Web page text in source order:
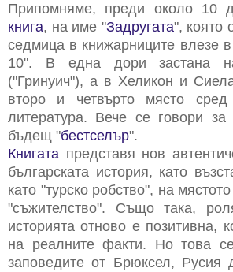
Припомняме, преди около 10
книга, на име "Задругата", която
седмица в книжарниците влезе
10". В една дори застана
("Гринуич"), а в Хеликон и
второ и четвърто място сред
литература. Вече се говори
бъдещ "бестселър".
Книгата представя нов
българската история, като
като "турско робство", на
"съжителство". Също така,
историята отново е позитивна,
на реалните факти. Но това
заповедите от Брюксел, Русия